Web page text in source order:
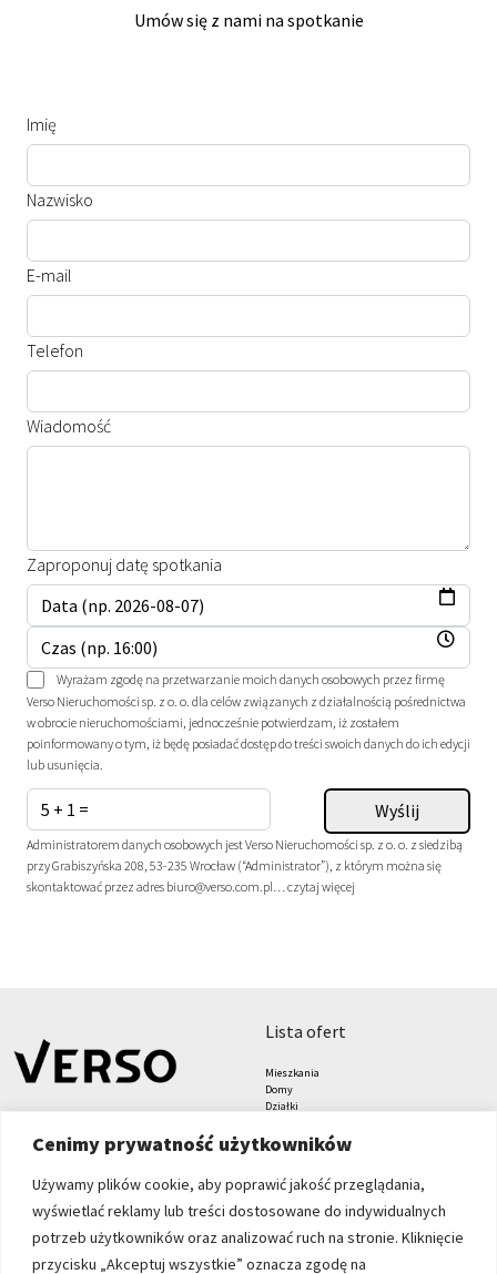
Cenimy prywatność użytkowników
Używamy plików cookie, aby poprawić jakość przeglądania,
wyświetlać reklamy lub treści dostosowane do indywidualnych
potrzeb użytkowników oraz analizować ruch na stronie. Kliknięcie
przycisku „Akceptuj wszystkie” oznacza zgodę na
Umów się z nami na spotkanie
Imię
Nazwisko
E-mail
Telefon
Wiadomość
Zaproponuj datę spotkania
Wyrażam zgodę na przetwarzanie moich danych osobowych przez firmę
Verso Nieruchomości sp. z o. o. dla celów związanych z działalnością pośrednictwa
w obrocie nieruchomościami, jednocześnie potwierdzam, iż zostałem
poinformowany o tym, iż będę posiadać dostęp do treści swoich danych do ich edycji
lub usunięcia.
Administratorem danych osobowych jest Verso Nieruchomości sp. z o. o. z siedzibą
przy Grabiszyńska 208, 53-235 Wrocław (“Administrator”), z którym można się
skontaktować przez adres biuro@verso.com.pl… czytaj więcej
lista ofert
Mieszkania
Domy
Działki
Biura
Hale i magazyny
znajdziesz nas tu formularze
Zgłoś nieruchomość
Zleć poszukiwanie
Blog